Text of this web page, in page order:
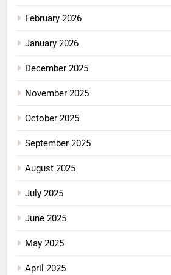
February 2026
January 2026
December 2025
November 2025
October 2025
September 2025
August 2025
July 2025
June 2025
May 2025
April 2025